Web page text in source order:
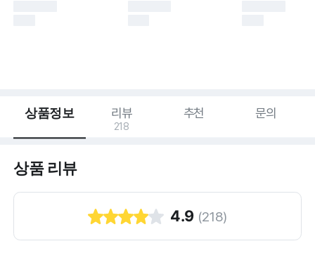
상품정보 리뷰
218
추천 문의
상품 리뷰
4.9 (218)